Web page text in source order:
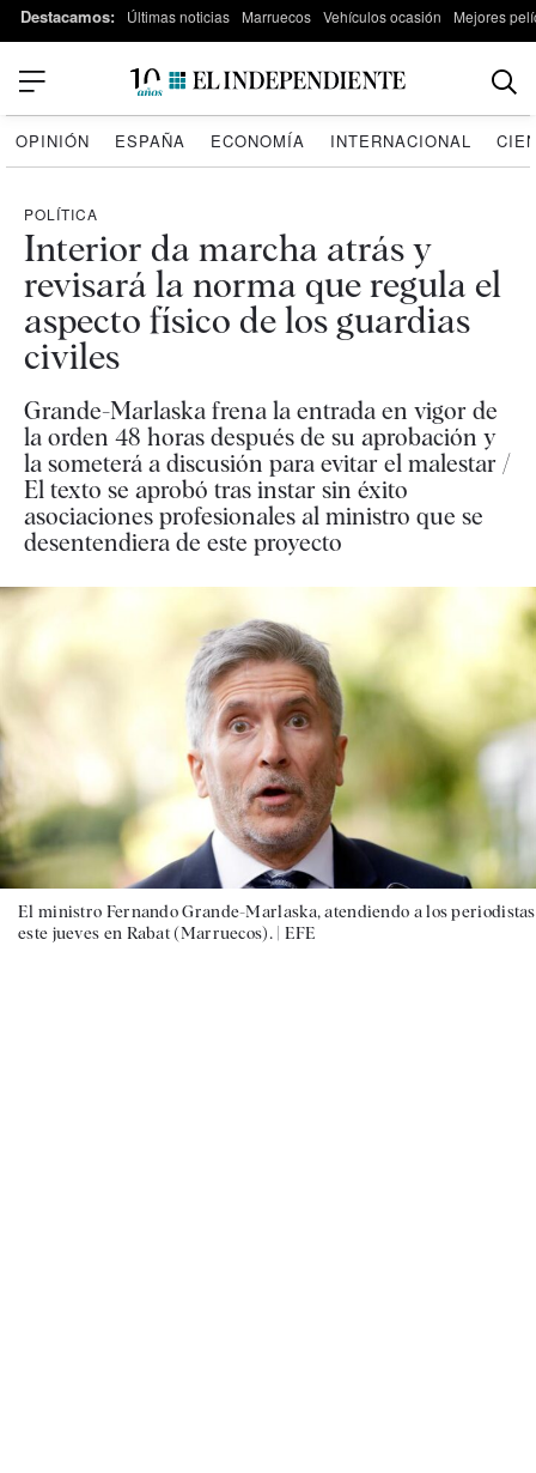
Destacamos: Últimas noticias Marruecos Vehículos ocasión Mejores
OPINIÓN ESPAÑA ECONOMÍA INTERNACIONAL
POLÍTICA
Interior da marcha atrás y
revisará la norma que regula el
aspecto físico de los guardias
civiles
Grande-Marlaska frena la entrada en vigor de
la orden 48 horas después de su aprobación y
la someterá a discusión para evitar el malestar /
El texto se aprobó tras instar sin éxito
asociaciones profesionales al ministro que se
desentendiera de este proyecto
El ministro Fernando Grande-Marlaska, atendiendo a los periodistas
este jueves en Rabat (Marruecos). | EFE